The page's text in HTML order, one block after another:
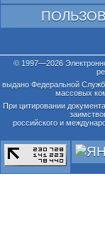
© 1997—2026
выдано Федеральной
массовых
При цитировании
российского и